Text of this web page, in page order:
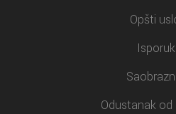
Opšti
Odustanak